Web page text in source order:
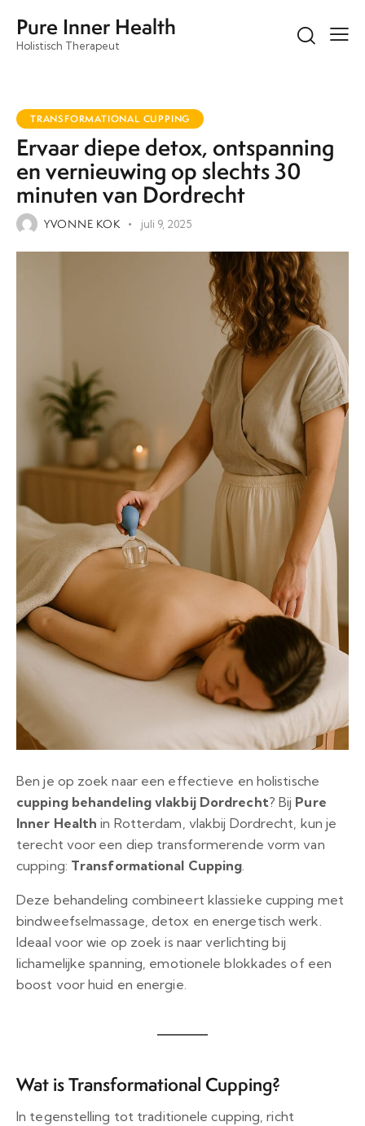
Pure Inner Health
Holistisch Therapeut
TRANSFORMATIONAL CUPPING
Ervaar diepe detox, ontspanning
en vernieuwing op slechts 30
minuten van Dordrecht
YVONNE KOK juli 9, 2025
Ben je op zoek naar een effectieve en holistische
cupping behandeling vlakbij Dordrecht? Bij Pure
Inner Health in Rotterdam, vlakbij Dordrecht, kun je
terecht voor een diep transformerende vorm van
cupping: Transformational Cupping.
Deze behandeling combineert klassieke cupping met
bindweefselmassage, detox en energetisch werk.
Ideaal voor wie op zoek is naar verlichting bij
lichamelijke spanning, emotionele blokkades of een
boost voor huid en energie.
Wat is Transformational Cupping?
In tegenstelling tot traditionele cupping, richt